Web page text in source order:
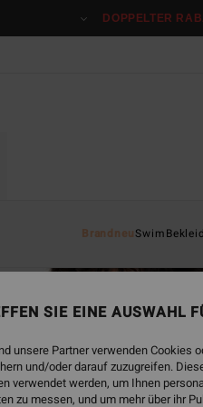
DOPPELTER
BrandneuSwim
SIE EINE AUSWAHL
unsere Partner verwenden Cookies
und/oder darauf zuzugreifen.
verwendet werden, um Ihnen
zu messen, und um mehr über ihr